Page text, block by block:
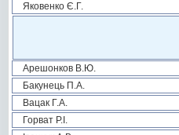
Яковенко Є.Г.
Арешонков В.Ю.
Бакунець П.А.
Вацак Г.А.
Горват Р.І.